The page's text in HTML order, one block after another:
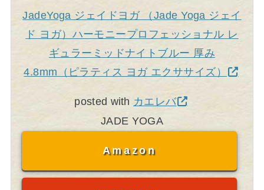
JadeYoga ジェイドヨガ （Jade Yoga ジェイ
ド ヨガ）ハーモニープロフェッショナル レ
ギュラーミッドナイトブルー 厚み
4.8mm（ピラティス ヨガ エクササイズ）
posted with カエレバ
JADE YOGA
Amazon